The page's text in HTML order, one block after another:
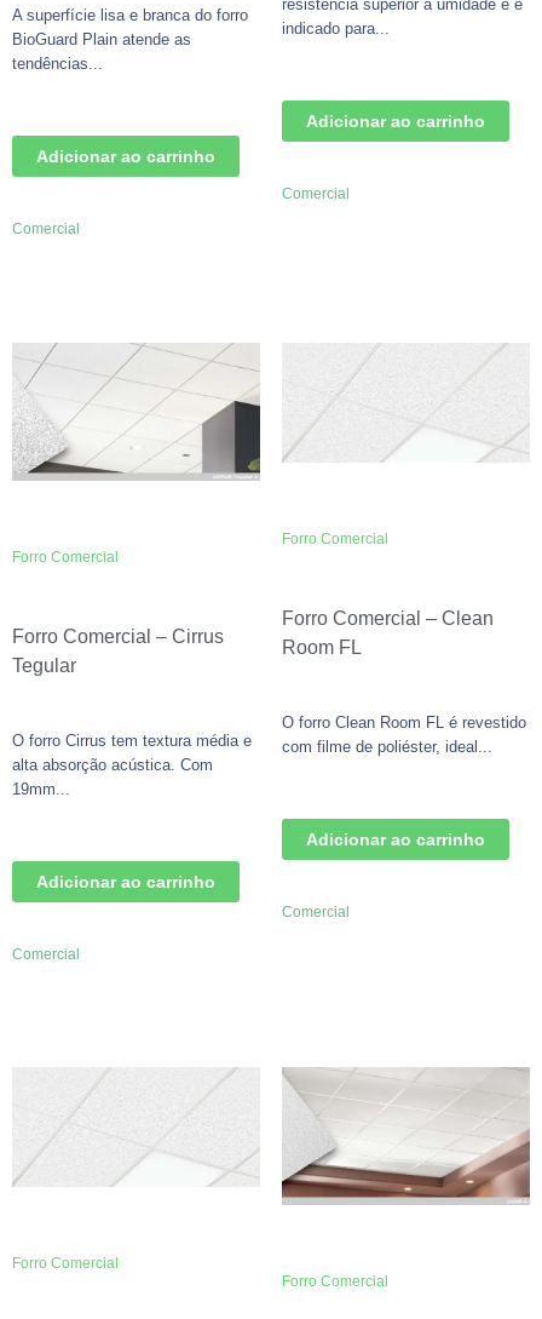
A superfície lisa e branca do forro
BioGuard Plain atende as
tendências...
Adicionar ao carrinho
Comercial
resistência superior à umidade e é
indicado para...
Adicionar ao carrinho
Comercial
Forro Comercial
Forro Comercial – Cirrus
Tegular
O forro Cirrus tem textura média e
alta absorção acústica. Com
19mm...
Adicionar ao carrinho
Comercial
Forro Comercial
Forro Comercial – Clean
Room FL
O forro Clean Room FL é revestido
com filme de poliéster, ideal...
Adicionar ao carrinho
Comercial
Forro Comercial
Forro Comercial